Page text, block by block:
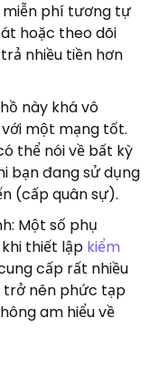
miễn phí tương tự
hoặc theo dõi
nhiều tiền hơn
này khá vô
một mạng tốt.
thể nói về bất kỳ
bạn đang sử dụng
(cấp quân sự).
Một số phụ
thiết lập kiểm
cấp rất nhiều
trở nên phức tạp
am hiểu về